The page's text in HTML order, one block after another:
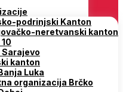
podrinjski Kanton
neretvanski kanton
kanton
Luka
organizacija Brčko